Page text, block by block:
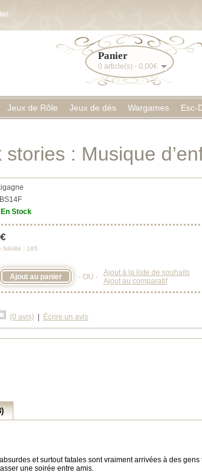
Panier
0 article(s) - 0,00€
Jeux de Rôle Jeux de dés Wargames Esc-
stories : Musique
En Stock
fidélité : 165
- OU -
Ajout à la liste de souhaits
Ajout au comparatif
(0 avis) Écrire un avis
et surtout fatales sont vraiment arrivées à des
une soirée entre amis.